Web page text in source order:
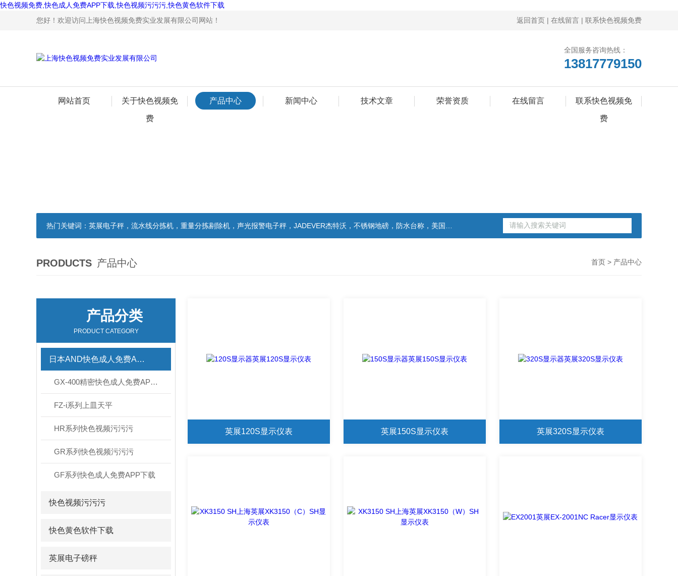
快色视频免费,快色成人免费APP下载,快色视频污污污,快色黄色软件下载
您好！欢迎访问上海快色视频免费实业发展有限公司网站！
返回首页 | 在线留言 | 联系快色视频免费
全国服务咨询热线：
13817779150
网站首页 关于快色视频免
费
产品中心 新闻中心 技术文章 荣誉资质 在线留言 联系快色视频免
费
热门关键词： 英展电子秤，流水线分拣机，重量分拣剔除机，声光报警电子秤，JADEVER杰特沃，不锈钢地磅，防水台称，美国双杰天平，报警电子称
PRODUCTS 产品中心 首页 > 产品中心
产品分类
PRODUCT CATEGORY
日本AND快色成人免费APP下载
GX-400精密快色成人免费APP下载
FZ-i系列上皿天平
HR系列快色视频污污污
GR系列快色视频污污污
GF系列快色成人免费APP下载
快色视频污污污
快色黄色软件下载
英展电子磅秤
英展120S显示仪表 英展150S显示仪表 英展320S显示仪表